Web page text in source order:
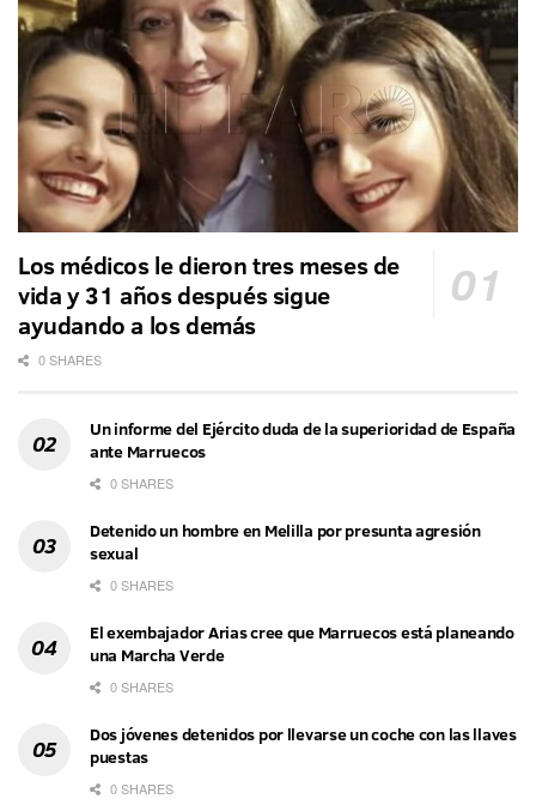
Los médicos le dieron tres meses de
vida y 31 años después sigue
ayudando a los demás
0 SHARES
Un informe del Ejército duda de la superioridad de España
ante Marruecos
0 SHARES
Detenido un hombre en Melilla por presunta agresión
sexual
0 SHARES
El exembajador Arias cree que Marruecos está planeando
una Marcha Verde
0 SHARES
Dos jóvenes detenidos por llevarse un coche con las llaves
puestas
0 SHARES